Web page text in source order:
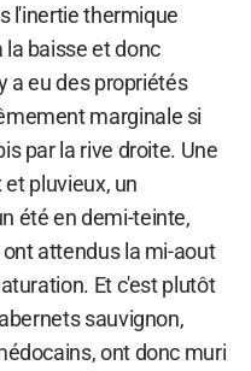
l'inertie thermique
baisse et donc
a eu des propriétés
marginale si
par la rive droite. Une
pluvieux, un
été en demi-teinte,
attendus la mi-aout
Et c'est plutôt
sauvignon,
ont donc muri